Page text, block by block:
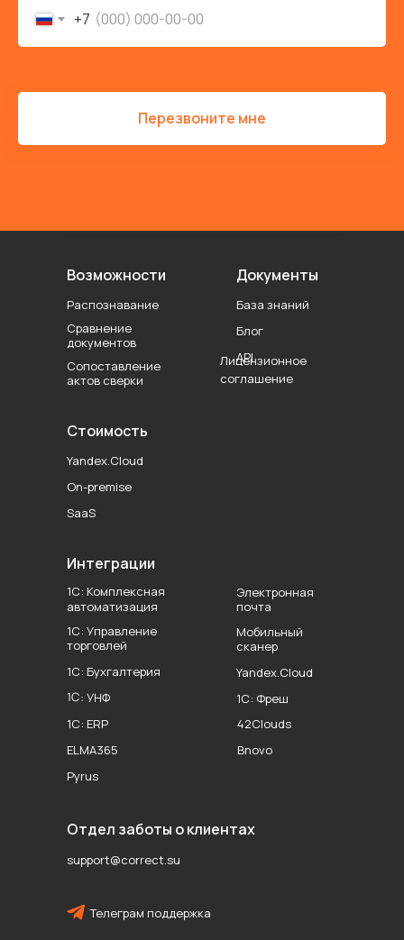
+7
Перезвоните мне
Возможности
Распознавание
Сравнение
документов
Сопоставление
актов сверки
Интеграции
1С: Бухгалтерия
1С: Управление
торговлей
1С: УНФ
1С: ERP
1С: Комплексная
автоматизация
1С: Фреш
42Clouds
Bnovo
ELMA365
Pyrus
Электронная
почта
Мобильный
сканер
Yandex.Cloud
Документы
База знаний
Блог
API
Лицензионное
соглашение
Стоимость
Yandex.Cloud
On-premise
SaaS
support@correct.su
Отдел заботы о клиентах
Телеграм поддержка